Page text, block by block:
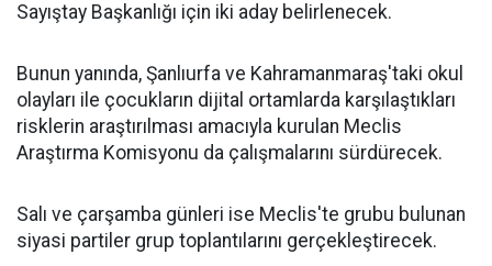
Sayıştay Başkanlığı için iki aday belirlenecek.
Bunun yanında, Şanlıurfa ve Kahramanmaraş'taki okul
olayları ile çocukların dijital ortamlarda karşılaştıkları
risklerin araştırılması amacıyla kurulan Meclis
Araştırma Komisyonu da çalışmalarını sürdürecek.
Salı ve çarşamba günleri ise Meclis'te grubu bulunan
siyasi partiler grup toplantılarını gerçekleştirecek.